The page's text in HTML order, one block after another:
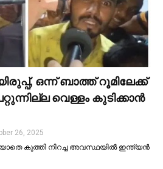
ഒന്ന് ബാത്ത് റൂമിലേക്ക്
വെള്ളം കുടിക്കാന്‍
26, 2025
കുത്തി നിറച്ച അവസ്ഥയില്‍ ഇന്ത്യന്‍